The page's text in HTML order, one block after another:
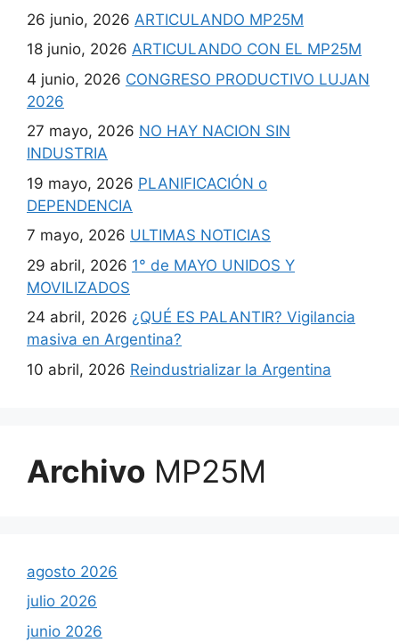
26 junio, 2026 ARTICULANDO MP25M
18 junio, 2026 ARTICULANDO CON EL MP25M
4 junio, 2026 CONGRESO PRODUCTIVO LUJAN
2026
27 mayo, 2026 NO HAY NACION SIN
INDUSTRIA
19 mayo, 2026 PLANIFICACIÓN o
DEPENDENCIA
7 mayo, 2026 ULTIMAS NOTICIAS
29 abril, 2026 1° de MAYO UNIDOS Y
MOVILIZADOS
24 abril, 2026 ¿QUÉ ES PALANTIR? Vigilancia
masiva en Argentina?
10 abril, 2026 Reindustrializar la Argentina
Archivo MP25M
agosto 2026
julio 2026
junio 2026